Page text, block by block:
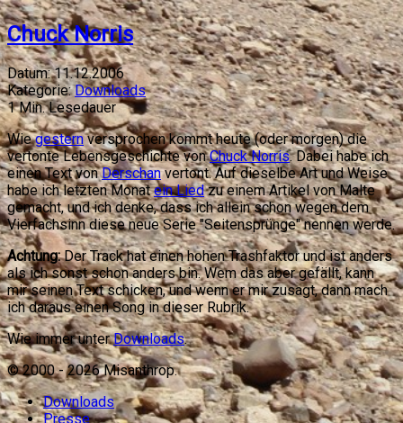
Chuck Norris
Datum: 11.12.2006
Kategorie: Downloads
1Min. Lesedauer
Wiegesternversprochen kommt heute (oder morgen) die
vertonte Lebensgeschichte vonChuck Norris. Dabei habe ich
einen Text vonDerschanvertont. Auf dieselbe Art und Weise
habe ich letzten Monatein Liedzu einem Artikel von Malte
gemacht, und ich denke, dass ich allein schon wegen dem
Vierfachsinn diese neue Serie "Seitensprünge" nennen werde.
Achtung:Der Track hat einen hohen Trashfaktor und ist anders
als ich sonst schon anders bin. Wem das aber gefällt, kann
mir seinen Text schicken, und wenn er mir zusagt, dann mach
ich daraus einen Song in dieser Rubrik.
Wie immer unterDownloads.
© 2000 -2026Misanthrop.
Downloads
Presse